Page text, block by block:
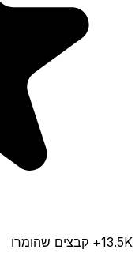
13.5K+ קבצים שהומרו